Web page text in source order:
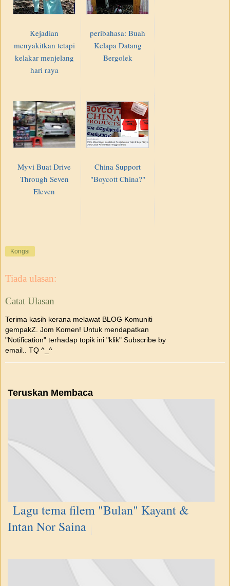
Kejadian
menyakitkan tetapi
kelakar menjelang
hari raya
peribahasa: Buah
Kelapa Datang
Bergolek
Myvi Buat Drive
Through Seven
Eleven
China Support
"Boycott China?"
Kongsi
Tiada ulasan:
Catat Ulasan
Terima kasih kerana melawat BLOG Komuniti
gempakZ. Jom Komen! Untuk mendapatkan
"Notification" terhadap topik ini "klik" Subscribe by
email.. TQ ^_^
Teruskan Membaca
Lagu tema filem "Bulan" Kayant &
Intan Nor Saina